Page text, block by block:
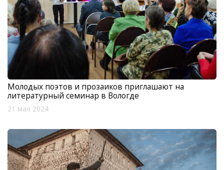
Молодых поэтов и прозаиков приглашают на
литературный семинар в Вологде
21 мая 2024